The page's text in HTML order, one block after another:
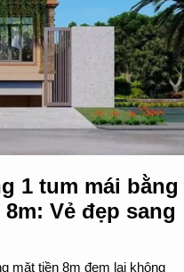
1 tum mái bằng
Vẻ đẹp sang
mặt tiền 8m đem lại không